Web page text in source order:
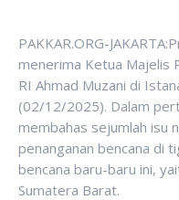
PAKKAR.ORG-
menerima Ketua Majelis
RI Ahmad Muzani di
(02/12/2025). Dalam
membahas sejumlah isu
penanganan bencana di
bencana baru-baru ini,
Sumatera Barat.